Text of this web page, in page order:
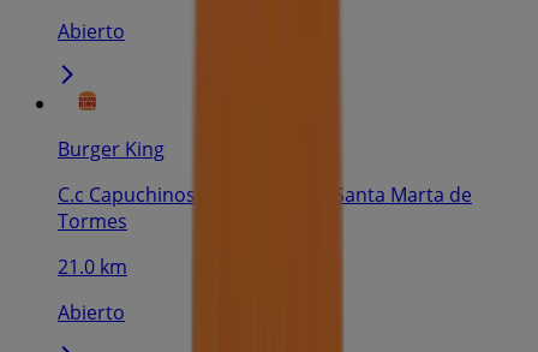
Abierto
Burger King
C.c Capuchinos C/capuchinos, Santa Marta de
Tormes
21.0 km
Abierto